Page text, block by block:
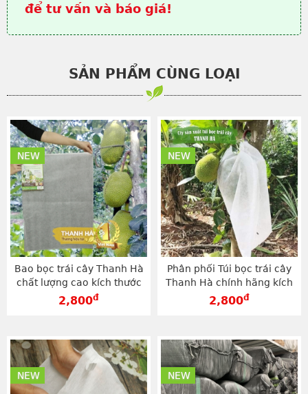
để tư vấn và báo giá!
SẢN PHẨM CÙNG LOẠI
Bao bọc trái cây Thanh Hà
chất lượng cao kích thước
50x70cm - TV5070
2,800đ
NEW
Phân phối Túi bọc trái cây
Thanh Hà chính hãng kích
thước 50x70cm - TV5070
2,800đ
NEW
NEW NEW